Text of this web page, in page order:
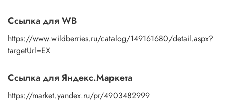
Ссылка для WB
https://www.wildberries.ru/catalog/149161680/detail.aspx?
targetUrl=EX
Ссылка для Яндекс.Маркета
https://market.yandex.ru/pr/4903482999